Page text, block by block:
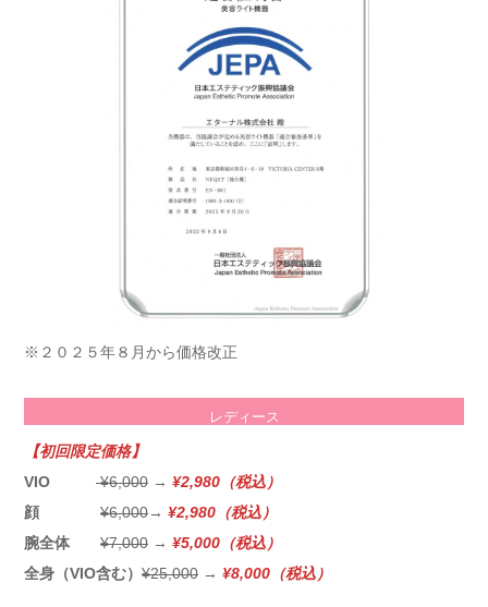
※２０２５年８月から価格改正
レディース
【初回限定価格】
VIO
¥6,000 → ¥2,980（税込）
顔
¥6,000→ ¥2,980（税込）
腕全体
¥7,000 → ¥5,000（税込）
全身（VIO含む） ¥25,000 → ¥8,000（税込）